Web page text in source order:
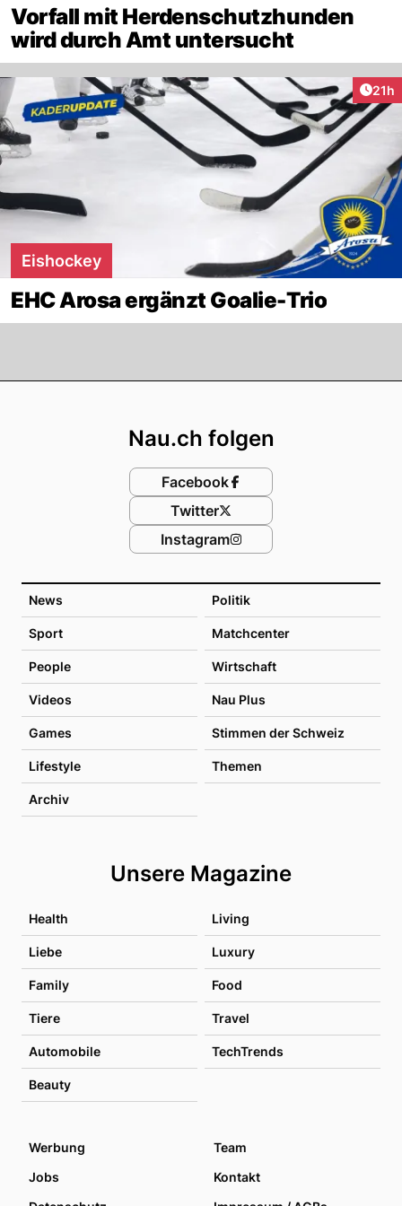
Vorfall mit Herdenschutzhunden
wird durch Amt untersucht
21h
Eishockey
EHC Arosa ergänzt Goalie-Trio
News Politik
Sport Matchcenter
People Wirtschaft
Videos Nau Plus
Games Stimmen der Schweiz
Lifestyle Themen
Archiv
Unsere Magazine
Health Living
Liebe Luxury
Family Food
Tiere Travel
Automobile TechTrends
Beauty
Nau.ch folgen
Facebook
Twitter
Instagram
Werbung
Team
Jobs
Kontakt